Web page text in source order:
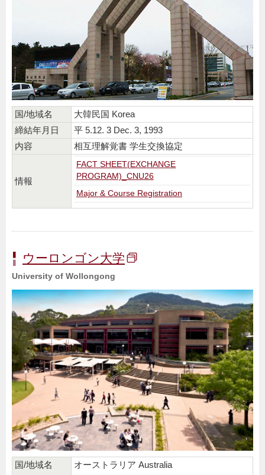
国/地域名
大韓民国 Korea
締結年月日
平 5.12. 3 Dec. 3, 1993
内容
相互理解覚書 学生交換協定
情報
FACT SHEET(EXCHANGE
PROGRAM)_CNU26
Major & Course Registration
ウーロンゴン大学
University of Wollongong
国/地域名 オーストラリア Australia